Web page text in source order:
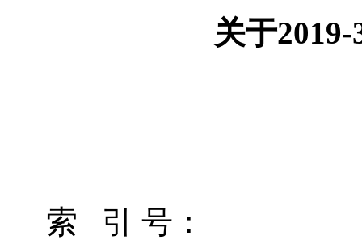
关于
索 引 号： 主